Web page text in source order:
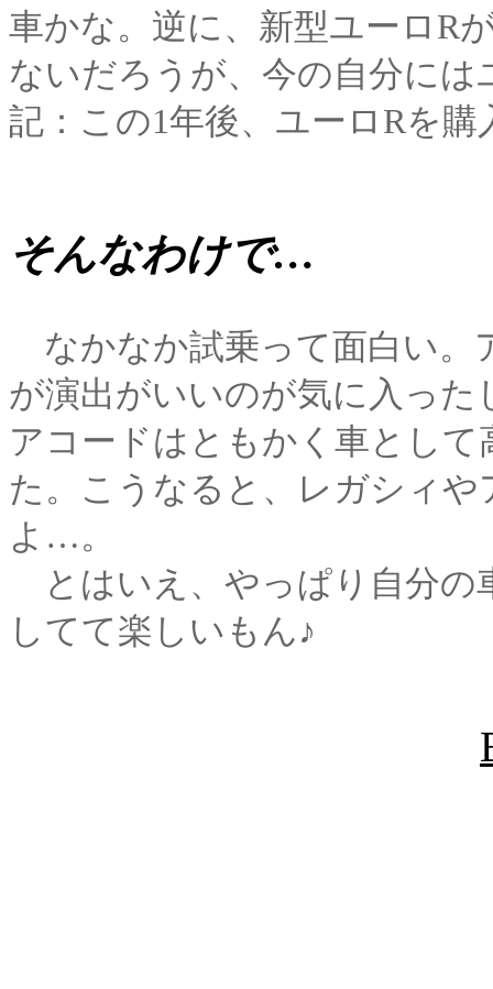
車かな。逆に、新型ユーロR
ないだろうが、今の自分に
記：この1年後、ユーロRを
そんなわけで…
なかなか試乗って面白い。
が演出がいいのが気に入っ
アコードはともかく車とし
た。こうなると、レガシィ
よ…。
とはいえ、やっぱり自分の
してて楽しいもん♪